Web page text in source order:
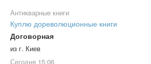
Антикварные книги
Куплю дореволюционные книги
Договорная
из г. Киев
Сегодня 15:06